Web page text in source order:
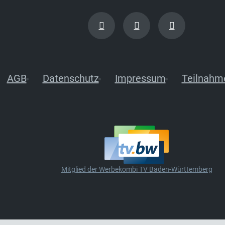
AGB Datenschutz Impressum
Mitglied der Werbekombi TV Baden-Württemberg